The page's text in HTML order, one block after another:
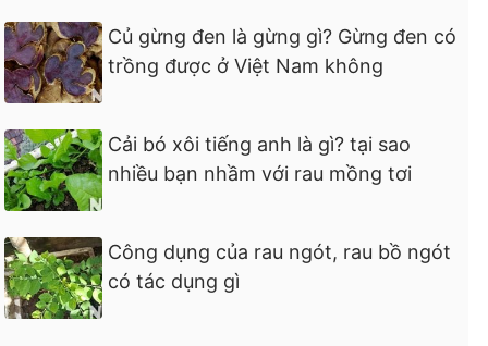
Củ gừng đen là gừng gì? Gừng đen có
trồng được ở Việt Nam không
Cải bó xôi tiếng anh là gì? tại sao
nhiều bạn nhầm với rau mồng tơi
Công dụng của rau ngót, rau bồ ngót
có tác dụng gì